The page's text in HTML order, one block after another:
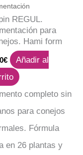
REGUL.
para
Hami form
€
Añadir al
completo sin
para conejos
Fórmula
en 26 plantas y